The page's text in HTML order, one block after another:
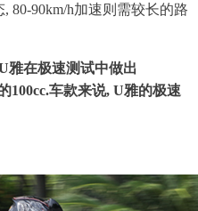
80-90km/h加速则需较长的路
雅在极速测试中做出
100cc.车款来说, U雅的极速